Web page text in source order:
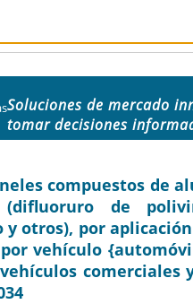
Soluciones de mercado
tomar decisiones
compuestos de
de
otros), por
vehículo